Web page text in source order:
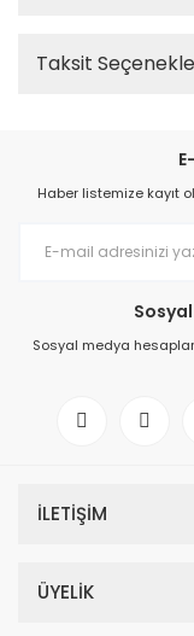
Taksit
Haber listemize kayıt
Sosyal medya
İLETİŞİM
ÜYELİK